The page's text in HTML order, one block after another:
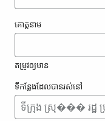
គោត្តនាម
តម្រូវ​ឲ្យ​មាន
ទីកន្លែង​ដែល​បាន​រស់នៅ